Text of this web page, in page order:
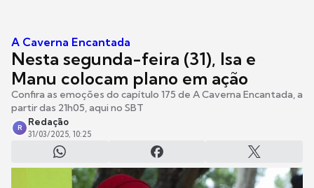
A Caverna Encantada
Nesta segunda-feira (31), Isa e
Manu colocam plano em ação
Confira as emoções do capítulo 175 de A Caverna Encantada, a
partir das 21h05, aqui no SBT
R
Redação
31/03/2025, 10:25